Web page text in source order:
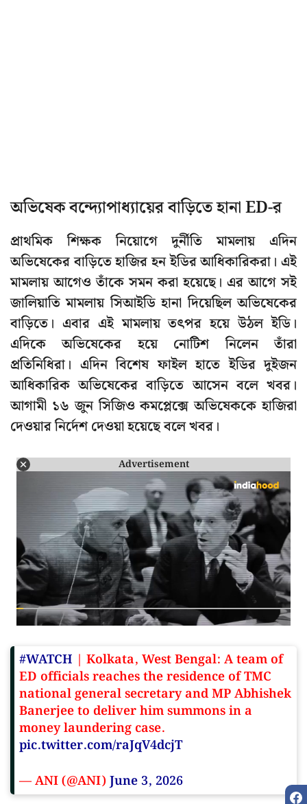
অভিষেক বন্দ্যোপাধ্যায়ের বাড়িতে হানা ED-র
প্রাথমিক শিক্ষক নিয়োগে দুর্নীতি মামলায় এদিন
অভিষেকের বাড়িতে হাজির হন ইডির আধিকারিকরা। এই
মামলায় আগেও তাঁকে সমন করা হয়েছে। এর আগে সই
জালিয়াতি মামলায় সিআইডি হানা দিয়েছিল অভিষেকের
বাড়িতে। এবার এই মামলায় তৎপর হয়ে উঠল ইডি।
এদিকে অভিষেকের হয়ে নোটিশ নিলেন তাঁরা
প্রতিনিধিরা। এদিন বিশেষ ফাইল হাতে ইডির দুইজন
আধিকারিক অভিষেকের বাড়িতে আসেন বলে খবর।
আগামী ১৬ জুন সিজিও কমপ্লেক্সে অভিষেককে হাজিরা
দেওয়ার নির্দেশ দেওয়া হয়েছে বলে খবর।
Advertisement
#WATCH | Kolkata, West Bengal: A team of
ED officials reaches the residence of TMC
national general secretary and MP Abhishek
Banerjee to deliver him summons in a
money laundering case.
pic.twitter.com/raJqV4dcjT
— ANI (@ANI) June 3, 2026